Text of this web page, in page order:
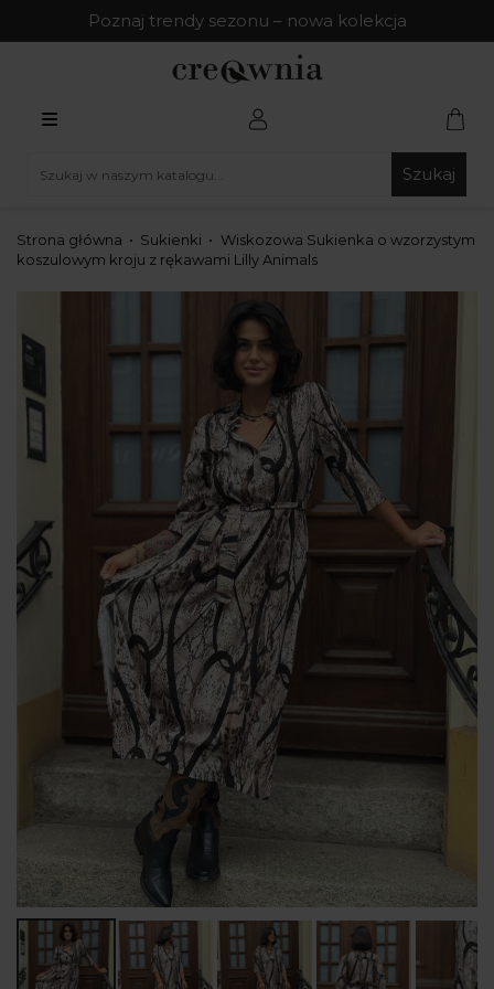
Poznaj trendy sezonu – nowa kolekcja
Szukaj
Strona główna Sukienki
Wiskozowa Sukienka o wzorzystym
koszulowym kroju z rękawami Lilly Animals